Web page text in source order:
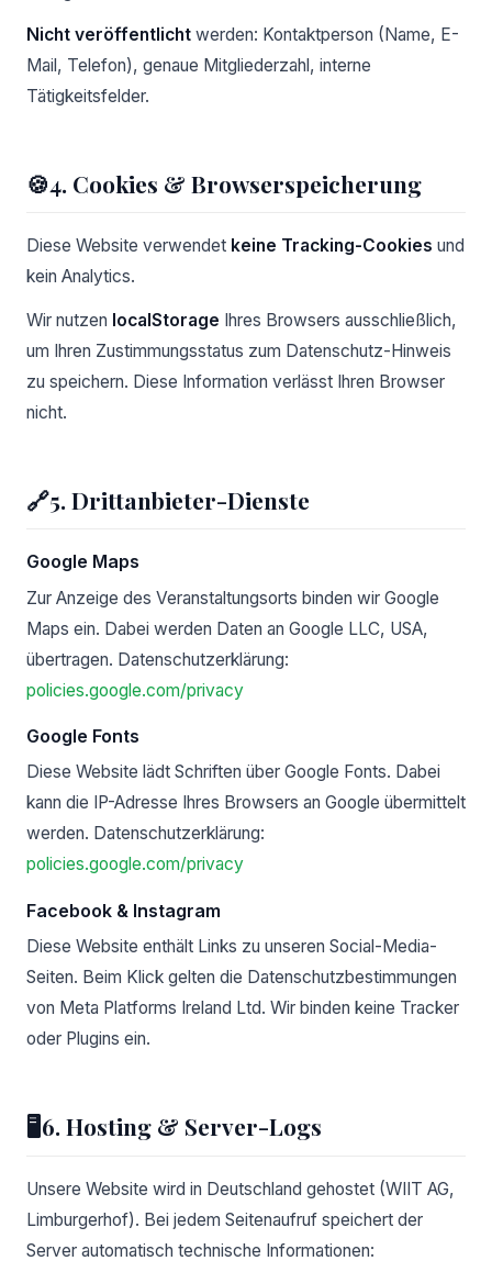
Nicht veröffentlicht werden: Kontaktperson (Name, E-
Mail, Telefon), genaue Mitgliederzahl, interne
Tätigkeitsfelder.
🍪4. Cookies & Browserspeicherung
Diese Website verwendet keine Tracking-Cookies und
kein Analytics.
Wir nutzen localStorage Ihres Browsers ausschließlich,
um Ihren Zustimmungsstatus zum Datenschutz-Hinweis
zu speichern. Diese Information verlässt Ihren Browser
nicht.
🔗5. Drittanbieter-Dienste
Google Maps
Zur Anzeige des Veranstaltungsorts binden wir Google
Maps ein. Dabei werden Daten an Google LLC, USA,
übertragen. Datenschutzerklärung:
policies.google.com/privacy
Google Fonts
Diese Website lädt Schriften über Google Fonts. Dabei
kann die IP-Adresse Ihres Browsers an Google übermittelt
werden. Datenschutzerklärung:
policies.google.com/privacy
Facebook & Instagram
Diese Website enthält Links zu unseren Social-Media-
Seiten. Beim Klick gelten die Datenschutzbestimmungen
von Meta Platforms Ireland Ltd. Wir binden keine Tracker
oder Plugins ein.
🖥️ 6. Hosting & Server-Logs
Unsere Website wird in Deutschland gehostet (WIIT AG,
Limburgerhof). Bei jedem Seitenaufruf speichert der
Server automatisch technische Informationen: